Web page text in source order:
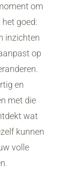
om
goed:
inzichten
op
en
met die
wat
kunnen
volle